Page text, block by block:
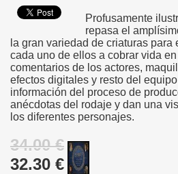
Profusamente
repasa el
la gran variedad de criaturas
cada uno de ellos a cobrar vida
comentarios de los actores,
efectos digitales y resto del
información del proceso de
anécdotas del rodaje y dan una
los diferentes personajes.
34.00 €
32.30 €